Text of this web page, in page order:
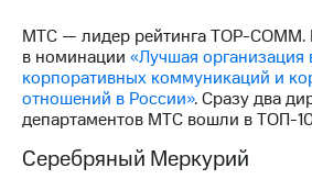
Описание
Программа
приобретения
Порядок
выкупа
акций
МТС — лидер рейтинга TOP-
в номинации «Лучшая организация
корпоративных коммуникаций и
отношений в России». Сразу два
департаментов МТС вошли в ТОП-
Серебряный Меркурий